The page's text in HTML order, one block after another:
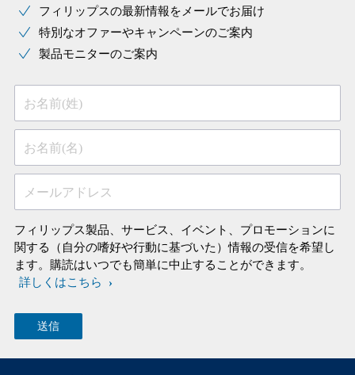
フィリップスの最新情報をメールでお届け
特別なオファーやキャンペーンのご案内
製品モニターのご案内
お名前(姓)
お名前(名)
メールアドレス
フィリップス製品、サービス、イベント、プロモーションに
関する（自分の嗜好や行動に基づいた）情報の受信を希望し
ます。購読はいつでも簡単に中止することができます。
詳しくはこちら